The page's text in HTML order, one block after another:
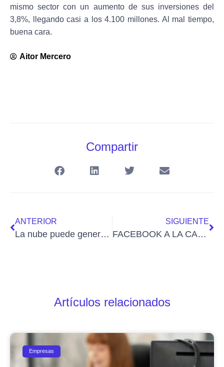
mismo sector con un aumento de sus inversiones del
3,8%, llegando casi a los 4.100 millones. Al mal tiempo,
buena cara.
Aitor Mercero
Compartir
ANTERIOR
La nube puede generar 62.000 empleos
SIGUIENTE
FACEBOOK A LA CAZA DE LA TELEFONÍA
Artículos relacionados
Empresas